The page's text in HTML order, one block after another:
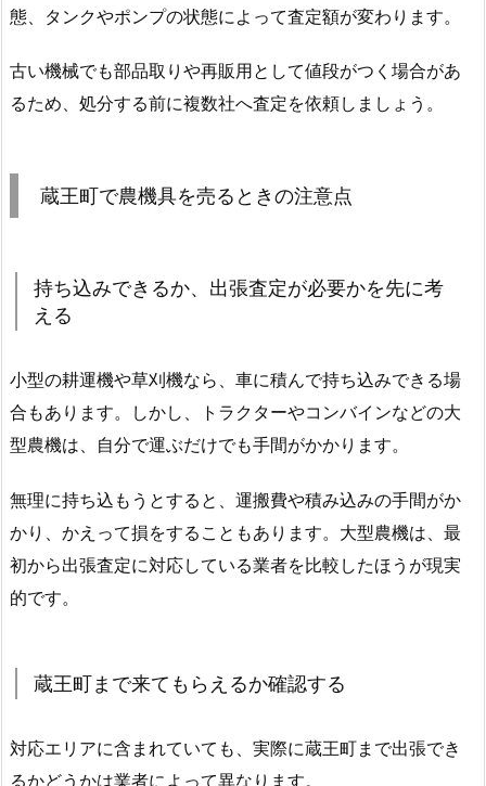
態、タンクやポンプの状態によって査定額が変わります。
古い機械でも部品取りや再販用として値段がつく場合があ
るため、処分する前に複数社へ査定を依頼しましょう。
蔵王町で農機具を売るときの注意点
持ち込みできるか、出張査定が必要かを先に考
える
小型の耕運機や草刈機なら、車に積んで持ち込みできる場
合もあります。しかし、トラクターやコンバインなどの大
型農機は、自分で運ぶだけでも手間がかかります。
無理に持ち込もうとすると、運搬費や積み込みの手間がか
かり、かえって損をすることもあります。大型農機は、最
初から出張査定に対応している業者を比較したほうが現実
的です。
蔵王町まで来てもらえるか確認する
対応エリアに含まれていても、実際に蔵王町まで出張でき
るかどうかは業者によって異なります。